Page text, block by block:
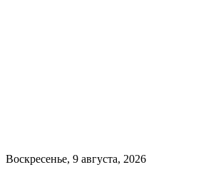
Воскресенье, 9 августа, 2026